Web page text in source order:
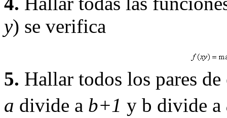
y) se verifica
5. Hallar todos los pares de
a divide a b+1 y b divide a